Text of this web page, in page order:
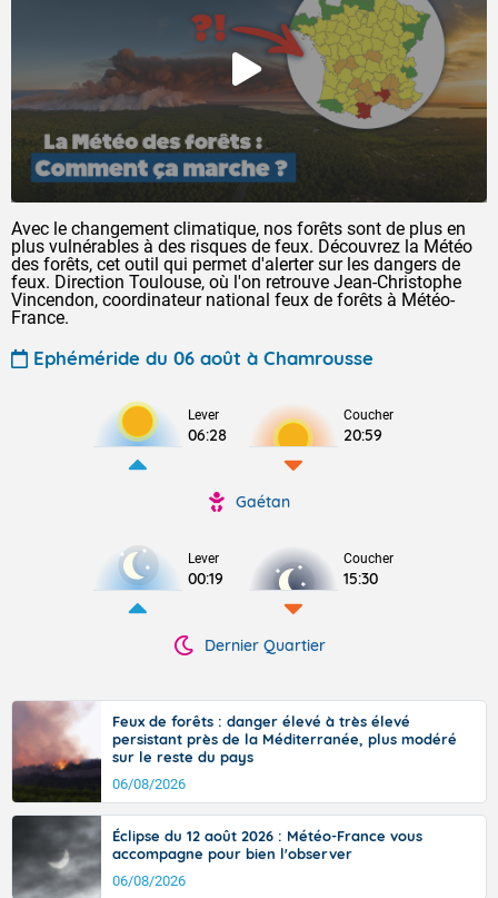
Avec le changement climatique, nos forêts sont de plus en
plus vulnérables à des risques de feux. Découvrez la Météo
des forêts, cet outil qui permet d'alerter sur les dangers de
feux. Direction Toulouse, où l'on retrouve Jean-Christophe
Vincendon, coordinateur national feux de forêts à Météo-
France.
Ephéméride du 06 août à Chamrousse
Lever
06:28
Coucher
20:59
Gaétan
Lever
00:19
Coucher
15:30
Dernier Quartier
Feux de forêts : danger élevé à très élevé
persistant près de la Méditerranée, plus modéré
sur le reste du pays
06/08/2026
Éclipse du 12 août 2026 : Météo-France vous
accompagne pour bien l'observer
06/08/2026